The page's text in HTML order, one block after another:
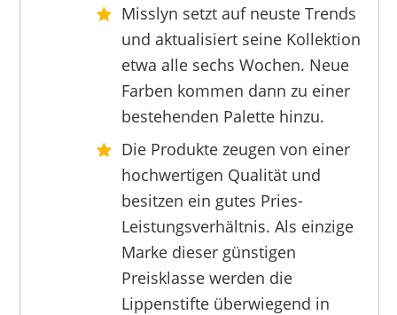
OULAC
9,99 €8,99 €*
Misslyn setzt auf neuste Trends
und aktualisiert seine Kollektion
etwa alle sechs Wochen. Neue
Farben kommen dann zu einer
bestehenden Palette hinzu.
Die Produkte zeugen von einer
hochwertigen Qualität und
besitzen ein gutes Pries-
Leistungsverhältnis. Als einzige
Marke dieser günstigen
Preisklasse werden die
Lippenstifte überwiegend in